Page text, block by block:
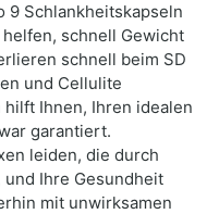
9 Schlankheitskapseln
schnell Gewicht
schnell beim SD
und Cellulite
hilft Ihnen, Ihren idealen
garantiert.
leiden, die durch
Ihre Gesundheit
mit unwirksamen